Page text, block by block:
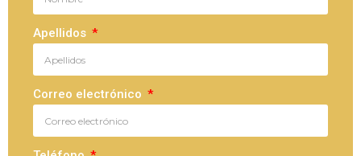
Apellidos
Correo electrónico